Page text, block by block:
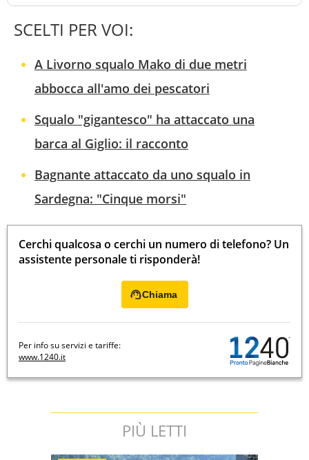
SCELTI PER VOI:
A Livorno squalo Mako di due metri
abbocca all'amo dei pescatori
Squalo "gigantesco" ha attaccato una
barca al Giglio: il racconto
Bagnante attaccato da uno squalo in
Sardegna: "Cinque morsi"
Cerchi qualcosa o cerchi un numero di telefono? Un
assistente personale ti risponderà!
Chiama
Per info su servizi e tariffe:
www.1240.it
PIÙ LETTI